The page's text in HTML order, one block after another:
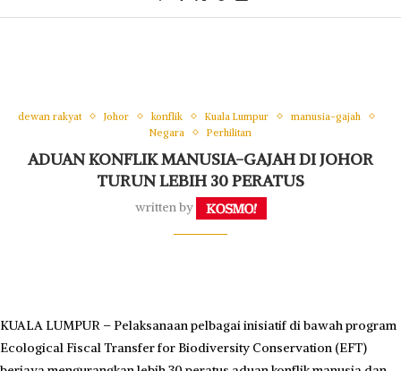
dewan rakyat Johor konflik Kuala Lumpur
manusia-gajah
Negara
Perhilitan
ADUAN KONFLIK MANUSIA-GAJAH DI JOHOR
TURUN LEBIH 30 PERATUS
written by
KUALA LUMPUR – Pelaksanaan pelbagai inisiatif di bawah program
Ecological Fiscal Transfer for Biodiversity Conservation (EFT)